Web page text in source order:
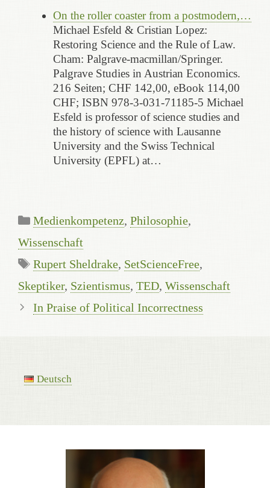
On the roller coaster from a postmodern,…
Michael Esfeld & Cristian Lopez:
Restoring Science and the Rule of Law.
Cham: Palgrave-macmillan/Springer.
Palgrave Studies in Austrian Economics.
216 Seiten; CHF 142,00, eBook 114,00
CHF; ISBN 978-3-031-71185-5 Michael
Esfeld is professor of science studies and
the history of science with Lausanne
University and the Swiss Technical
University (EPFL) at…
Categories
Medienkompetenz, Philosophie,
Wissenschaft
Tags
Rupert Sheldrake, SetScienceFree,
Skeptiker, Szientismus, TED, Wissenschaft
In Praise of Political Incorrectness
Deutsch